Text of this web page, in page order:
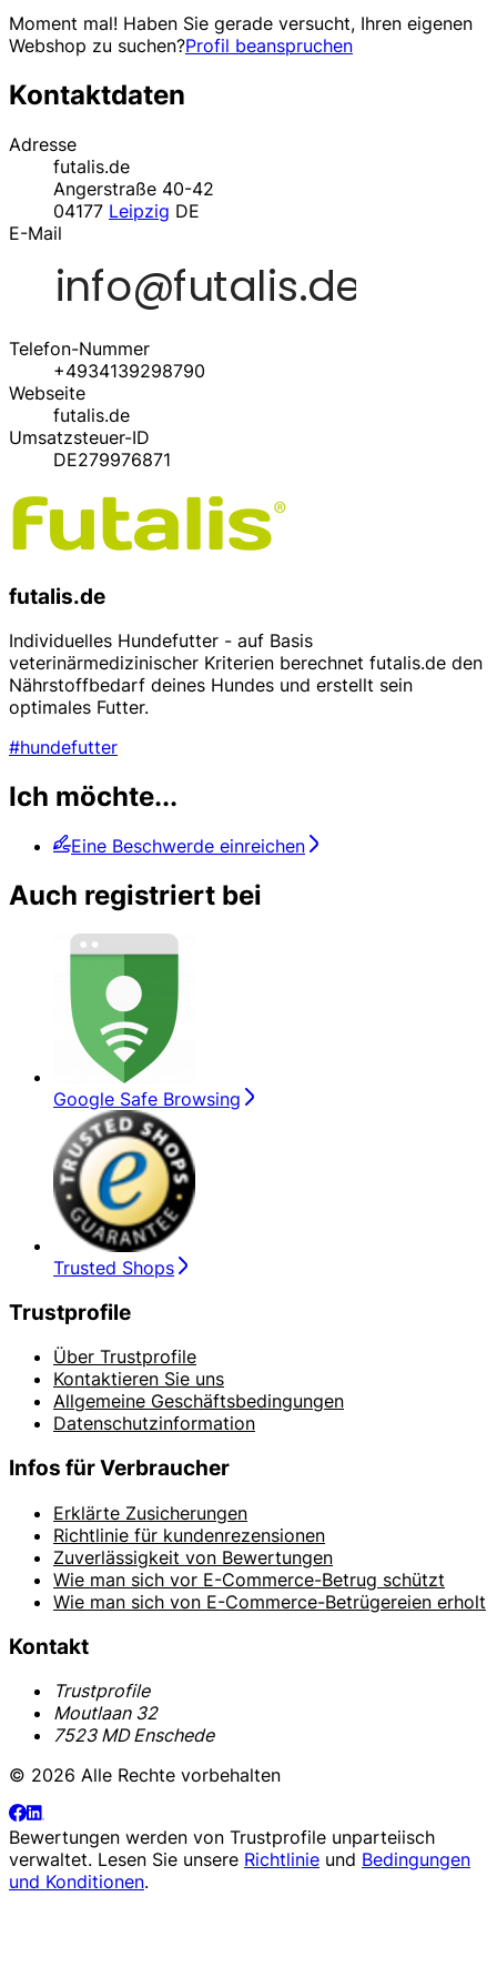
Moment mal! Haben Sie gerade versucht, Ihren eigenen
Webshop zu suchen?Profil beanspruchen
Kontaktdaten
Adresse
futalis.de
Angerstraße 40-42
04177 Leipzig DE
E-Mail
Telefon-Nummer
+4934139298790
Webseite
futalis.de
Umsatzsteuer-ID
DE279976871
futalis.de
Individuelles Hundefutter - auf Basis
veterinärmedizinischer Kriterien berechnet futalis.de den
Nährstoffbedarf deines Hundes und erstellt sein
optimales Futter.
#hundefutter
Ich möchte...
Eine Beschwerde einreichen
Auch registriert bei
Google Safe Browsing
Trusted Shops
Trustprofile
Über Trustprofile
Kontaktieren Sie uns
Allgemeine Geschäftsbedingungen
Datenschutzinformation
Infos für Verbraucher
Erklärte Zusicherungen
Richtlinie für kundenrezensionen
Zuverlässigkeit von Bewertungen
Wie man sich vor E-Commerce-Betrug schützt
Wie man sich von E-Commerce-Betrügereien erholt
Kontakt
Trustprofile
Moutlaan 32
7523 MD Enschede
© 2026 Alle Rechte vorbehalten
Bewertungen werden von Trustprofile unparteiisch
verwaltet. Lesen Sie unsere Richtlinie und Bedingungen
und Konditionen.